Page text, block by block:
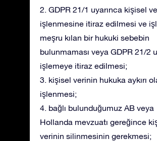
2. GDPR 21/1 uyarınca kişisel
işlenmesine itiraz edilmesi ve
meşru kılan bir hukuki sebebin
bulunmaması veya GDPR 21/2
işlemeye itiraz edilmesi;
3. kişisel verinin hukuka aykırı
işlenmesi;
4. bağlı bulunduğumuz AB veya
Hollanda mevzuatı gereğince
verinin silinmesinin gerekmesi;